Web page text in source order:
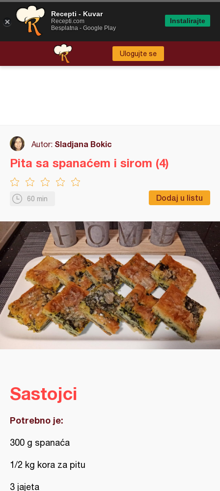
Ulogujte se
Autor: Sladjana Bokic
60 min Dodaj u listu
Pita sa spanaćem i sirom (4)
Sastojci
Potrebno je:
300 g spanaća
1/2 kg kora za pitu
3 jajeta
Recepti - Kuvar
Recepti.com
Besplatna - Google Play
Instalirajte